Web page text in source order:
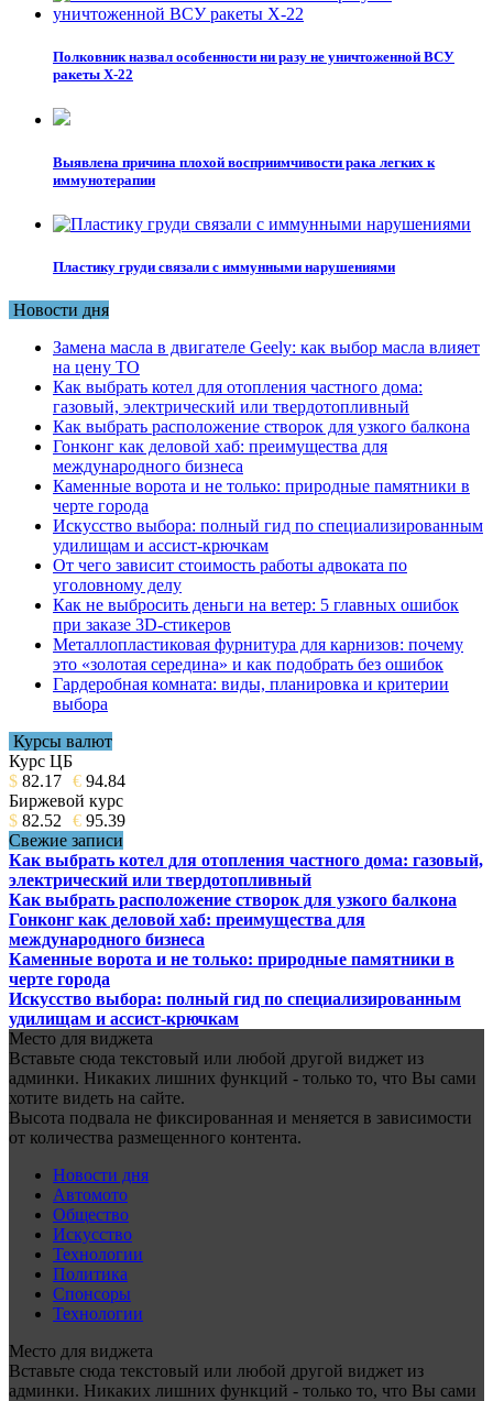
Полковник назвал особенности ни разу не уничтоженной ВСУ
ракеты X-22
Выявлена причина плохой восприимчивости рака легких к
иммунотерапии
Пластику груди связали с иммунными нарушениями
Новости дня
Замена масла в двигателе Geely: как выбор масла влияет
на цену ТО
Как выбрать котел для отопления частного дома:
газовый, электрический или твердотопливный
Как выбрать расположение створок для узкого балкона
Гонконг как деловой хаб: преимущества для
международного бизнеса
Каменные ворота и не только: природные памятники в
черте города
Искусство выбора: полный гид по специализированным
удилищам и ассист-крючкам
От чего зависит стоимость работы адвоката по
уголовному делу
Как не выбросить деньги на ветер: 5 главных ошибок
при заказе 3D-стикеров
Металлопластиковая фурнитура для карнизов: почему
это «золотая середина» и как подобрать без ошибок
Гардеробная комната: виды, планировка и критерии
выбора
Курсы валют
Курс ЦБ
$ 82.17 € 94.84
Биржевой курс
$ 82.52 € 95.39
Свежие записи
Как выбрать котел для отопления частного дома: газовый,
электрический или твердотопливный
Как выбрать расположение створок для узкого балкона
Гонконг как деловой хаб: преимущества для
международного бизнеса
Каменные ворота и не только: природные памятники в
черте города
Искусство выбора: полный гид по специализированным
удилищам и ассист-крючкам
Место для виджета
Вставьте сюда текстовый или любой другой виджет из
админки. Никаких лишних функций - только то, что Вы сами
хотите видеть на сайте.
Высота подвала не фиксированная и меняется в зависимости
от количества размещенного контента.
Новости дня
Автомото
Общество
Искусство
Технологии
Политика
Спонсоры
Технологии
Место для виджета
Вставьте сюда текстовый или любой другой виджет из
админки. Никаких лишних функций - только то, что Вы сами